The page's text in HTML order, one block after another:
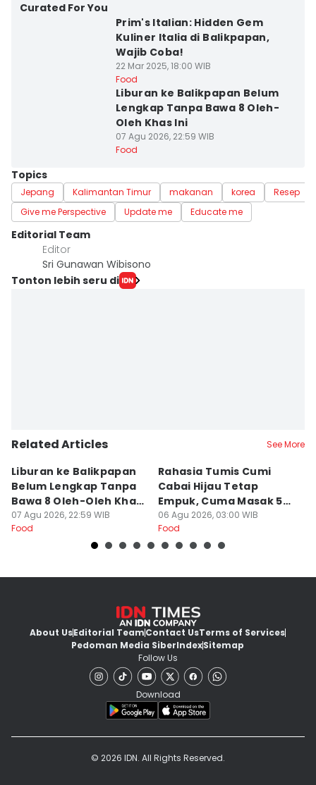
Curated For You
Prim's Italian: Hidden Gem
Kuliner Italia di Balikpapan,
Wajib Coba!
22 Mar 2025, 18:00 WIB
Food
Liburan ke Balikpapan Belum
Lengkap Tanpa Bawa 8 Oleh-
Oleh Khas Ini
07 Agu 2026, 22:59 WIB
Food
Topics
Jepang Kalimantan Timur makanan korea
Resep
Give me Perspective
Update me Educate me
Editorial Team
Editor
Sri Gunawan Wibisono
Tonton lebih seru di
Related Articles See More
Liburan ke Balikpapan
Belum Lengkap Tanpa
Bawa 8 Oleh-Oleh Khas
Ini
07 Agu 2026, 22:59 WIB
Food
Rahasia Tumis Cumi
Cabai Hijau Tetap
Empuk, Cuma Masak 5
Menit!
06 Agu 2026, 03:00 WIB
Food
About UsEditorial TeamContact UsTerms of Services
Pedoman Media SiberIndexSitemap
Follow Us
Download
© 2026 IDN. All Rights Reserved.